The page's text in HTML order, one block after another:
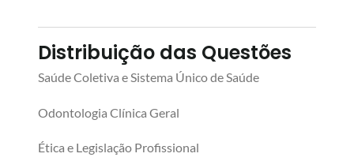
Distribuição das Questões
Saúde Coletiva e Sistema Único de Saúde
Odontologia Clínica Geral
Ética e Legislação Profissional